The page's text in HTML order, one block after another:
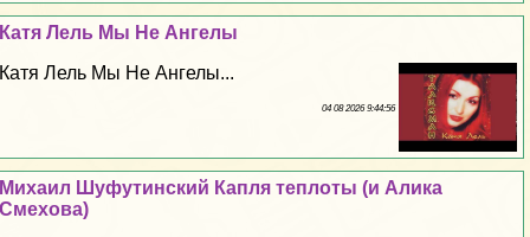
Катя Лель Мы Не Ангелы
Катя Лель Мы Не Ангелы...
04 08 2026 9:44:56
Михаил Шуфутинский Капля теплоты (и Алика
Смехова)